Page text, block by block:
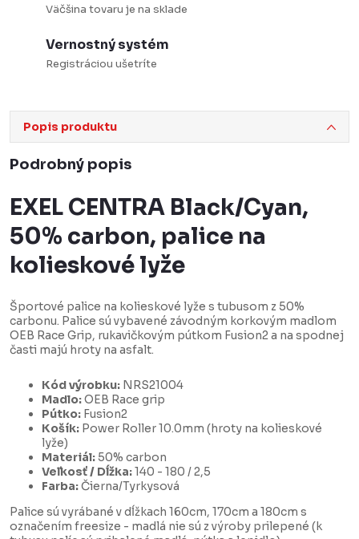
Väčšina tovaru je na sklade
Vernostný systém
Registráciou ušetríte
Popis produktu
Podrobný popis
EXEL CENTRA Black/Cyan,
50% carbon, palice na
kolieskové lyže
Športové palice na kolieskové lyže s tubusom z 50%
carbonu. Palice sú vybavené závodným korkovým madlom
OEB Race Grip, rukavičkovým pútkom Fusion2 a na spodnej
časti majú hroty na asfalt.
Kód výrobku: NRS21004
Madlo:OEB Race grip
Pútko: Fusion2
Košík: Power Roller 10.0mm (hroty na kolieskové
lyže)
Materiál: 50% carbon
Veľkosť / Dĺžka:140 - 180 / 2,5
Farba:Čierna/Tyrkysová
Palice sú vyrábané v dĺžkach 160cm, 170cm a 180cm s
označením freesize - madlá nie sú z výroby prilepené (k